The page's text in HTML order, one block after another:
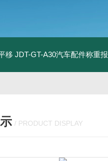
移 JDT-GT-A30汽车配件称重
/ PRODUCT DISPLAY